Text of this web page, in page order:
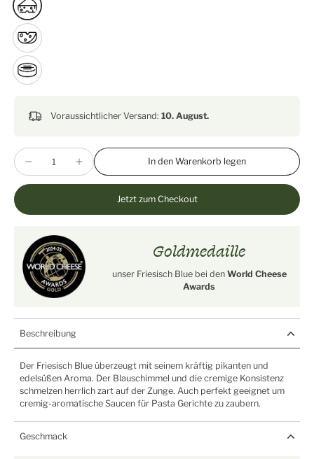
Voraussichtlicher Versand: 10. August.
In den Warenkorb legen
Jetzt zum Checkout
Goldmedaille
unser Friesisch Blue bei den World Cheese
Awards
Beschreibung
Der Friesisch Blue überzeugt mit seinem kräftig pikanten und
edelsüßen Aroma. Der Blauschimmel und die cremige Konsistenz
schmelzen herrlich zart auf der Zunge. Auch perfekt geeignet um
cremig-aromatische Saucen für Pasta Gerichte zu zaubern.
Geschmack